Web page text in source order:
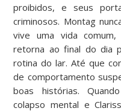
proibidos, e seus
criminosos. Montag
vive uma vida
retorna ao final do dia
rotina do lar. Até que
de comportamento
boas histórias.
colapso mental e